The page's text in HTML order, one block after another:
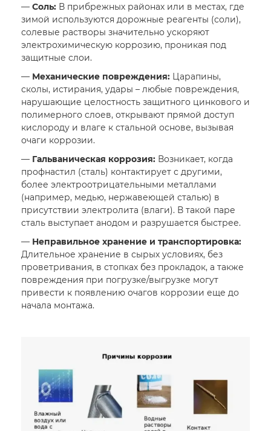
— Соль: В прибрежных районах или в местах, где
зимой используются дорожные реагенты (соли),
солевые растворы значительно ускоряют
электрохимическую коррозию, проникая под
защитные слои.
— Механические повреждения: Царапины,
сколы, истирания, удары – любые повреждения,
нарушающие целостность защитного цинкового и
полимерного слоев, открывают прямой доступ
кислороду и влаге к стальной основе, вызывая
очаги коррозии.
— Гальваническая коррозия: Возникает, когда
профнастил (сталь) контактирует с другими,
более электроотрицательными металлами
(например, медью, нержавеющей сталью) в
присутствии электролита (влаги). В такой паре
сталь выступает анодом и разрушается быстрее.
— Неправильное хранение и транспортировка:
Длительное хранение в сырых условиях, без
проветривания, в стопках без прокладок, а также
повреждения при погрузке/выгрузке могут
привести к появлению очагов коррозии еще до
начала монтажа.